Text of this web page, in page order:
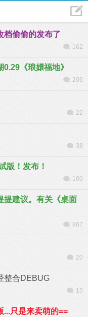
档偷偷的发布了
162
《琅嬛福地》
206
22
38
版！发布！
100
提建议。有关《桌面
867
20
整合DEBUG
15
...只是来卖萌的==